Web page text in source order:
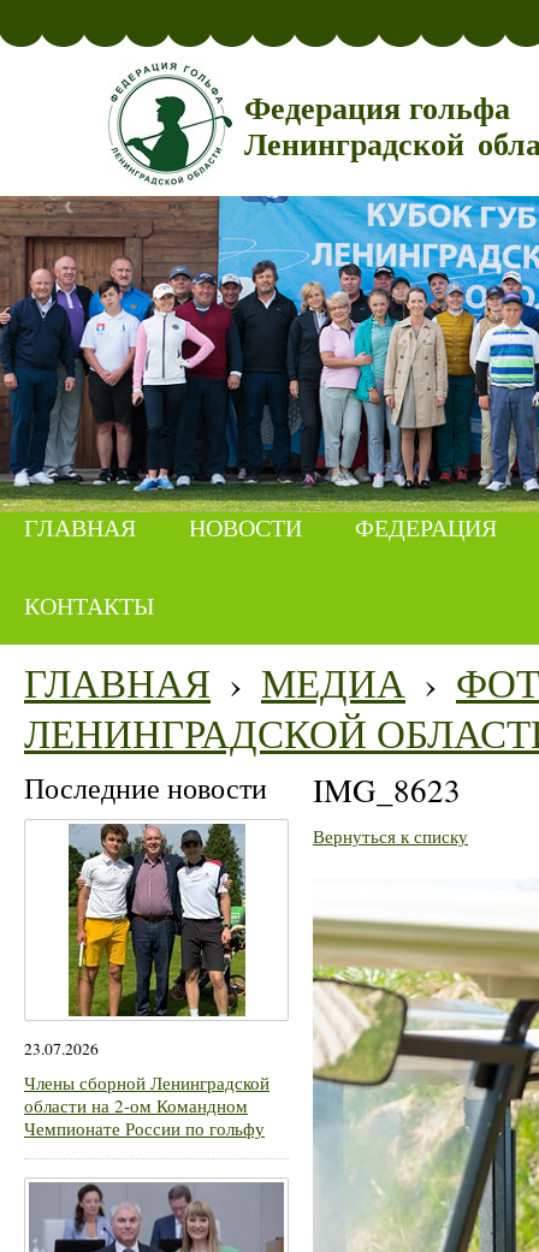
Федерация гольфа
Ленинградской
ГЛАВНАЯ НОВОСТИ ФЕДЕРАЦИЯ
КОНТАКТЫ
ГЛАВНАЯ › МЕДИА ›
ЛЕНИНГРАДСКОЙ
Последние новости
23.07.2026
Члены сборной Ленинградской
области на 2-ом Командном
Чемпионате России по гольфу
IMG_8623
Вернуться к списку